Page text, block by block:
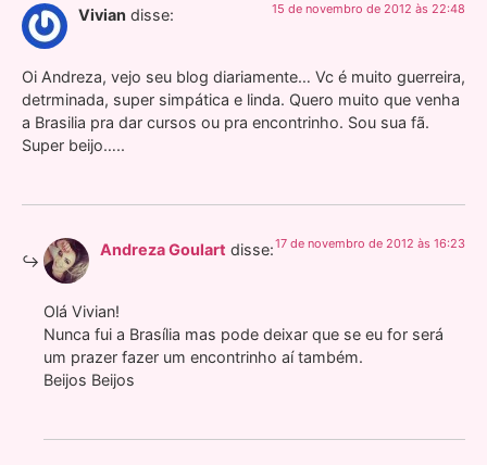
Vivian disse: 15 de novembro de 2012 às 22:48
Oi Andreza, vejo seu blog diariamente… Vc é muito guerreira,
detrminada, super simpática e linda. Quero muito que venha
a Brasilia pra dar cursos ou pra encontrinho. Sou sua fã.
Super beijo…..
Andreza Goulart disse:17 de novembro de 2012 às 16:23
Olá Vivian!
Nunca fui a Brasília mas pode deixar que se eu for será
um prazer fazer um encontrinho aí também.
Beijos Beijos